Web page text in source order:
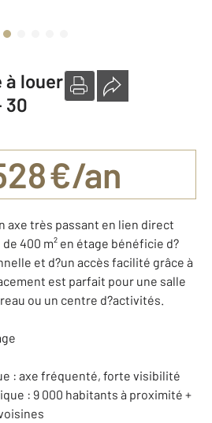
à louer
30
€/an
axe très passant en lien direct
400 m² en étage bénéficie d?
et d?un accès facilité grâce à
est parfait pour une salle
ou un centre d?activités.
: axe fréquenté, forte visibilité
: 9 000 habitants à proximité +